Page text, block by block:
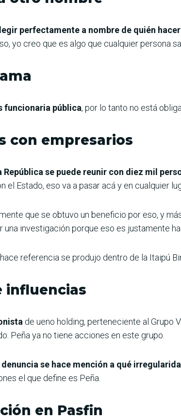
perfectamente a nombre de quién
yo creo que es algo que cualquier persona
funcionaria pública, por lo tanto no está
con empresarios
se puede reunir con diez mil
el Estado, eso va a pasar acá y en cualquier
que se obtuvo un beneficio por eso, y
una investigación porque eso es justamente
referencia se produjo dentro de la Itaipú
influencias
de ueno holding, perteneciente al Grupo
Peña ya no tiene acciones en este grupo.
denuncia se hace mención a qué
el que define es Peña.
en Pasfin